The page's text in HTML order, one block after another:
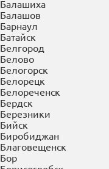
Балашиха
Балашов
Барнаул
Батайск
Белгород
Белово
Белогорск
Белорецк
Белореченск
Бердск
Березники
Бийск
Биробиджан
Благовещенск
Бор